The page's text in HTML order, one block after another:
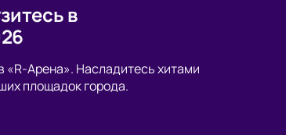
в
Арена». Насладитесь хитами
площадок города.